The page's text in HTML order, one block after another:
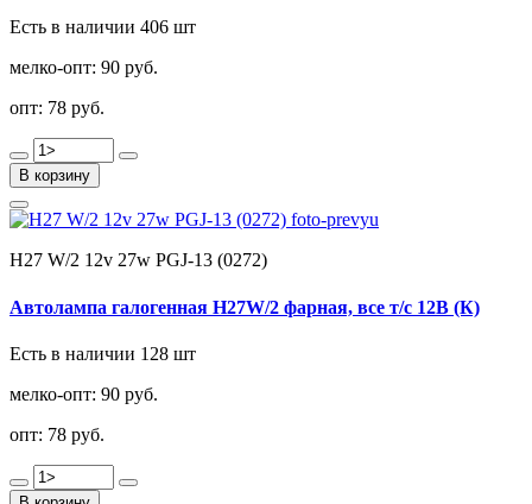
Есть в наличии 406 шт
мелко-опт: 90 руб.
опт: 78 руб.
В корзину
Н27 W/2 12v 27w PGJ-13 (0272)
Автолампа галогенная Н27W/2 фарная, все т/с 12В (К)
Есть в наличии 128 шт
мелко-опт: 90 руб.
опт: 78 руб.